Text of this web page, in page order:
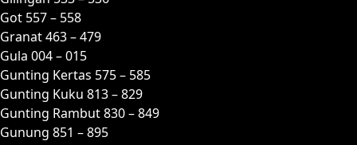
Got 557 – 558
Granat 463 – 479
Gula 004 – 015
Gunting Kertas 575 – 585
Gunting Kuku 813 – 829
Gunting Rambut 830 – 849
Gunung 851 – 895